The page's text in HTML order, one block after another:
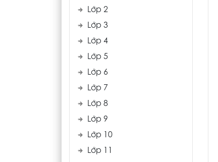
Lớp 2
Lớp 3
Lớp 4
Lớp 5
Lớp 6
Lớp 7
Lớp 8
Lớp 9
Lớp 10
Lớp 11